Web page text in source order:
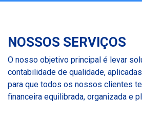
NOSSOS SERVIÇOS
O nosso objetivo principal é levar
contabilidade de qualidade,
para que todos os nossos clientes
financeira equilibrada, organizada e